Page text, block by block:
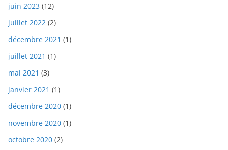
juin 2023 (12)
juillet 2022 (2)
décembre 2021 (1)
juillet 2021 (1)
mai 2021 (3)
janvier 2021 (1)
décembre 2020 (1)
novembre 2020 (1)
octobre 2020 (2)